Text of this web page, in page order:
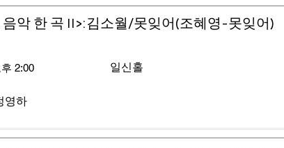
음악 한 곡 II>:김소월/못잊어(조혜영-못잊어)
후 2:00 일신홀
영하